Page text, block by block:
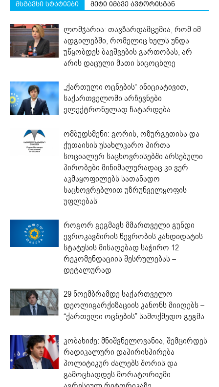
მსგავსი სტატიები მეტი იმავე ავტორისგან
ლომჯარია: თავზარდამცემია, რომ იმ
ადგილებში, რომელიც ხელს უნდა
უწყობდეს ბავშვების გართობას, არ
არის დაცული მათი სიცოცხლე
„ქართული ოცნების“ ინიციატივით,
საქართველოში არჩევნები
ელექტრონულად ჩატარდება
ომბუდსმენი: გორის, ოზურგეთისა და
ქუთაისის უსახლკარო პირთა
სოციალურ საცხოვრისებში არსებული
პირობები მინიმალურადაც კი ვერ
აკმაყოფილებს სათანადო
საცხოვრებლით უზრუნველყოფის
უფლებას
როგორ გეგმავს მმართველი გუნდი
ევროკავშირის წევრობის კანდიდატის
სტატუსის მისაღებად საჭირო 12
რეკომენდაციის შესრულებას –
დეტალურად
29 ნოემბრამდე საქართველო
დეოლიგარქიზაციის კანონს მიიღებს –
“ქართული ოცნების” სამოქმედო გეგმა
კობახიძე: მნიშვნელოვანია, შემცირდეს
რადიკალური დაპირისპირება
პოლიტიკურ ძალებს შორის და
გამოცხადდეს მორატორიუმი